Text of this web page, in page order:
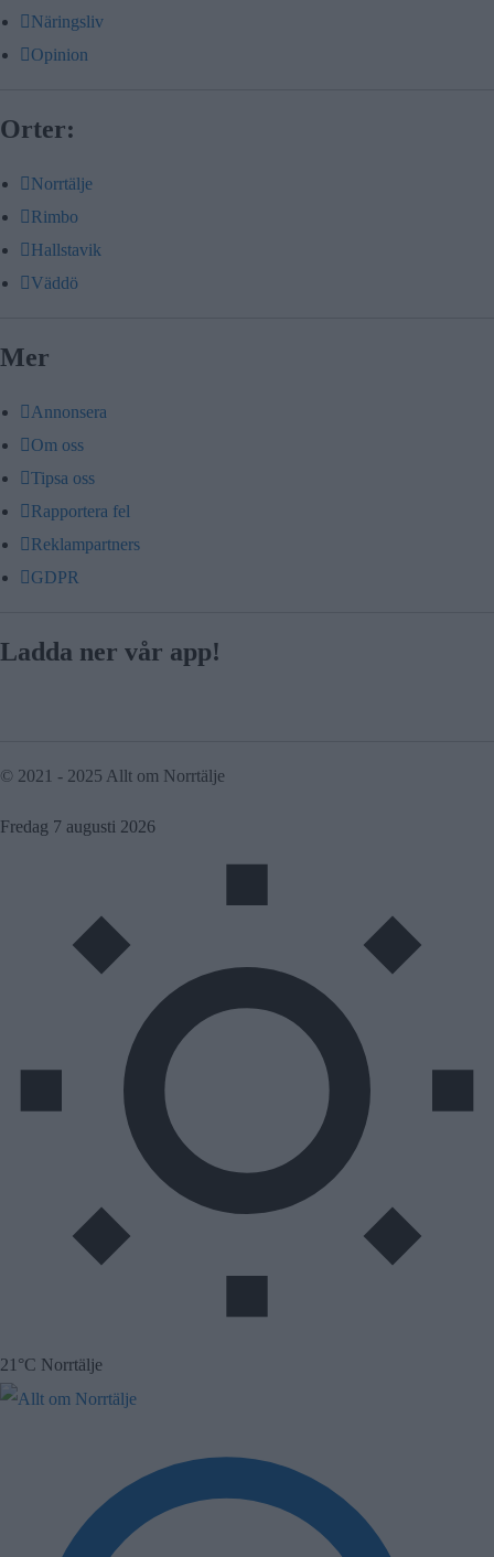
Näringsliv
Opinion
Orter:
Norrtälje
Rimbo
Hallstavik
Väddö
Mer
Annonsera
Om oss
Tipsa oss
Rapportera fel
Reklampartners
GDPR
Ladda ner vår app!
© 2021 - 2025 Allt om Norrtälje
Fredag 7 augusti 2026
21°C Norrtälje